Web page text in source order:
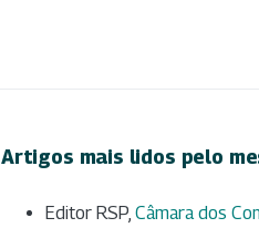
Artigos mais lidos pelo
Editor RSP, Câmara dos